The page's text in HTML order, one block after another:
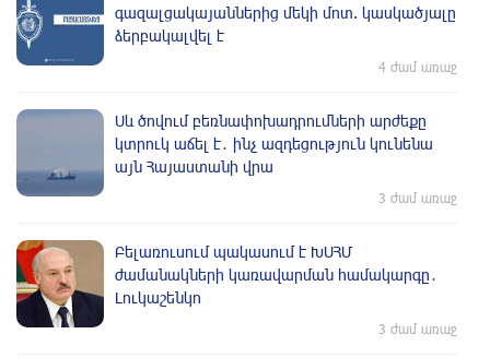
գազալցակայաններից մեկի մոտ. կասկածյալը
ձերբակալվել է
4 ժամ առաջ
Սև ծովում բեռնափոխադրումների արժեքը
կտրուկ աճել է․ ինչ ազդեցություն կունենա
այն Հայաստանի վրա
3 ժամ առաջ
Բելառուսում պակասում է ԽՍՀՄ
ժամանակների կառավարման համակարգը․
Լուկաշենկո
3 ժամ առաջ